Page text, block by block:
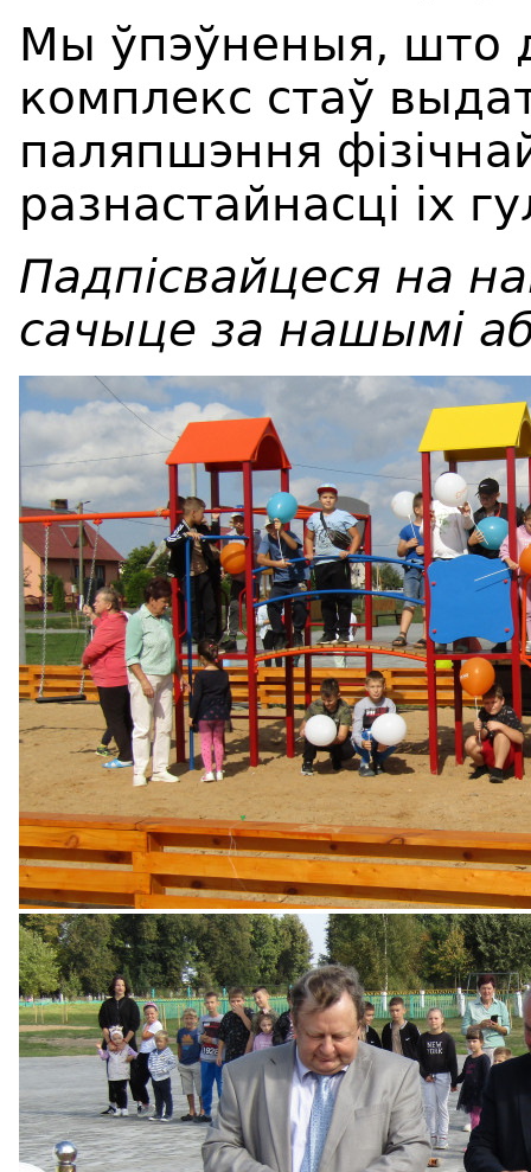
Мы ўпэўненыя, што
комплекс стаў
паляпшэння
разнастайнасці іх
Падпісвайцеся на
сачыце за нашымі